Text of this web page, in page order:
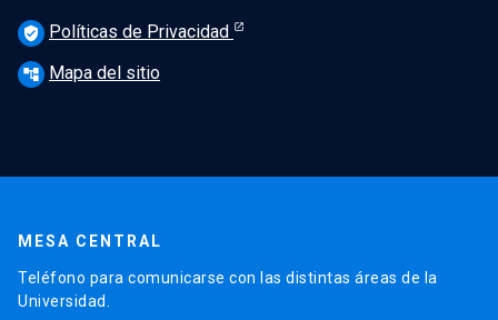
verified_user Políticas de Privacidad
account_tree Mapa del sitio
MESA CENTRAL
Teléfono para comunicarse con las distintas áreas de la
Universidad.